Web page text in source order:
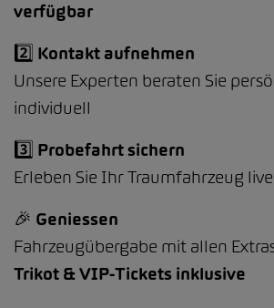
verfügbar
2️⃣ Kontakt aufnehmen
Unsere Experten beraten Sie
individuell
3️⃣ Probefahrt sichern
Erleben Sie Ihr Traumfahrzeug live
🎉 Geniessen
Fahrzeugübergabe mit allen
Trikot & VIP-Tickets inklusive